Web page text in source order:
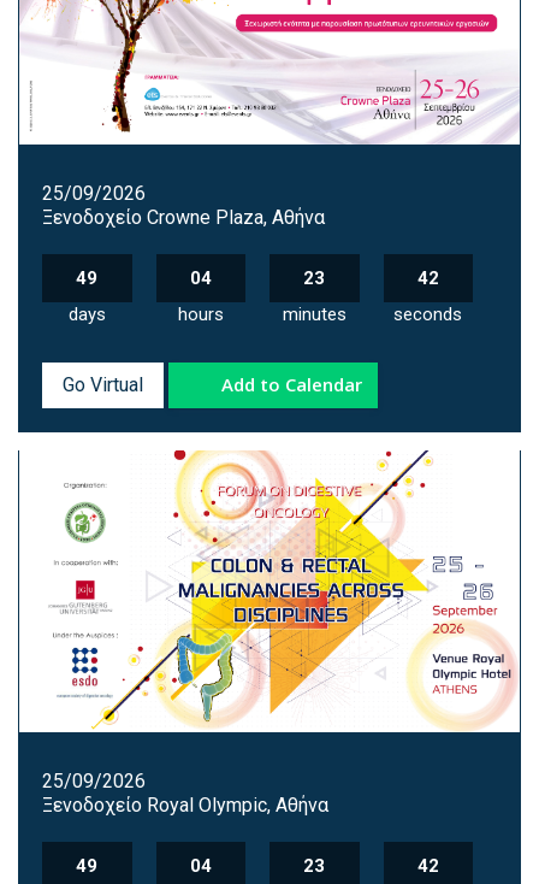
25/09/2026
Ξενοδοχείο Crowne Plaza, Αθήνα
49
days
04
hours
23
minutes
41
seconds
Go Virtual Add to Calendar
25/09/2026
Ξενοδοχείο Royal Olympic, Αθήνα
49
04
23
41